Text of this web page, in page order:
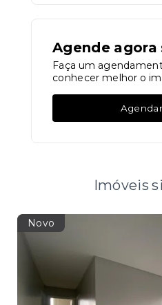
Agende agora
Faça um
conhecer melhor o
Imóveis
Novo